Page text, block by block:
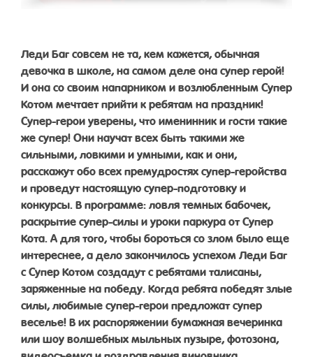
Леди Баг совсем не та, кем кажется, обычная
девочка в школе, на самом деле она супер герой!
И она со своим напарником и возлюбленным Супер
Котом мечтает прийти к ребятам на праздник!
Супер-герои уверены, что именинник и гости такие
же супер! Они научат всех быть такими же
сильными, ловкими и умными, как и они,
расскажут обо всех премудростях супер-геройства
и проведут настоящую супер-подготовку и
конкурсы. В программе: ловля темных бабочек,
раскрытие супер-силы и уроки паркура от Супер
Кота. А для того, чтобы бороться со злом было еще
интереснее, а дело закончилось успехом Леди Баг
с Супер Котом создадут с ребятами талисаны,
заряженные на победу. Когда ребята победят злые
силы, любимые супер-герои предложат супер
веселье! В их распоряжении бумажная вечеринка
или шоу волшебных мыльных пузыре, фотозона,